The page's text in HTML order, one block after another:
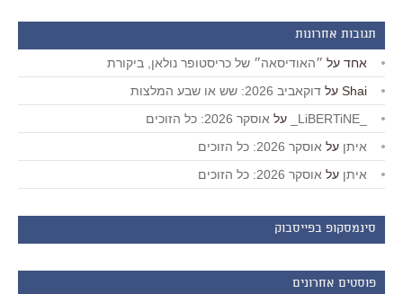
תגובות אחרונות
אחד על ״האודיסאה״ של כריסטופר נולאן, ביקורת
Shai על דוקאביב 2026: שש או שבע המלצות
על אוסקר 2026: כל הזוכים
איתן על אוסקר 2026: כל הזוכים
איתן על אוסקר 2026: כל הזוכים
סינמסקופ בפייסבוק
פוסטים אחרונים